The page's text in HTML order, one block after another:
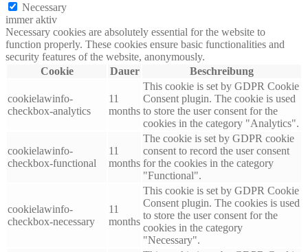
Necessary
immer aktiv
Necessary cookies are absolutely essential for the website to
function properly. These cookies ensure basic functionalities and
security features of the website, anonymously.
Cookie
Dauer Beschreibung
cookielawinfo-
checkbox-analytics
11
months
This cookie is set by GDPR Cookie
Consent plugin. The cookie is used
to store the user consent for the
cookies in the category "Analytics".
cookielawinfo-
checkbox-functional
11
months
The cookie is set by GDPR cookie
consent to record the user consent
for the cookies in the category
"Functional".
cookielawinfo-
checkbox-necessary
11
months
This cookie is set by GDPR Cookie
Consent plugin. The cookies is used
to store the user consent for the
cookies in the category
"Necessary".